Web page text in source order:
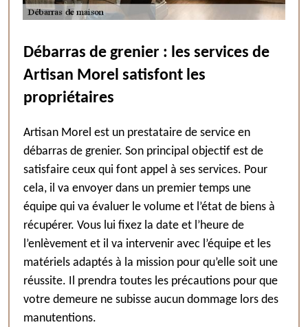
Débarras de grenier : les services de
Artisan Morel satisfont les
propriétaires
Artisan Morel est un prestataire de service en
débarras de grenier. Son principal objectif est de
satisfaire ceux qui font appel à ses services. Pour
cela, il va envoyer dans un premier temps une
équipe qui va évaluer le volume et l’état de biens à
récupérer. Vous lui fixez la date et l’heure de
l’enlèvement et il va intervenir avec l’équipe et les
matériels adaptés à la mission pour qu’elle soit une
réussite. Il prendra toutes les précautions pour que
votre demeure ne subisse aucun dommage lors des
manutentions.